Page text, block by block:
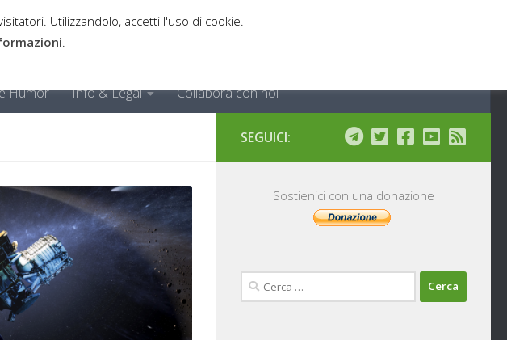
Humor Info & Legal Collabora con noi
SEGUICI:
Sostienici con una donazione
Ricerca
per:
Utilizzandolo, accetti l'uso di cookie.